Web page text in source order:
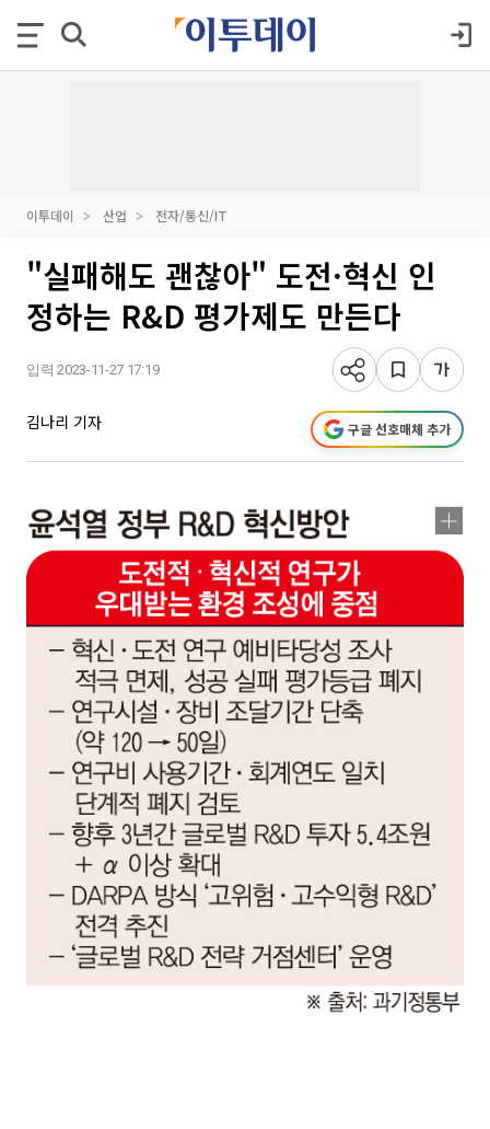
이투데이 산업 전자/통신/IT
"실패해도 괜찮아" 도전·혁신 인
정하는 R&D 평가제도 만든다
입력 2023-11-27 17:19
김나리 기자 구글 선호매체 추가